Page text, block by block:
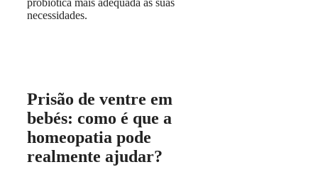
probiótica mais adequada às suas
necessidades.
Prisão de ventre em
bebés: como é que a
homeopatia pode
realmente ajudar?